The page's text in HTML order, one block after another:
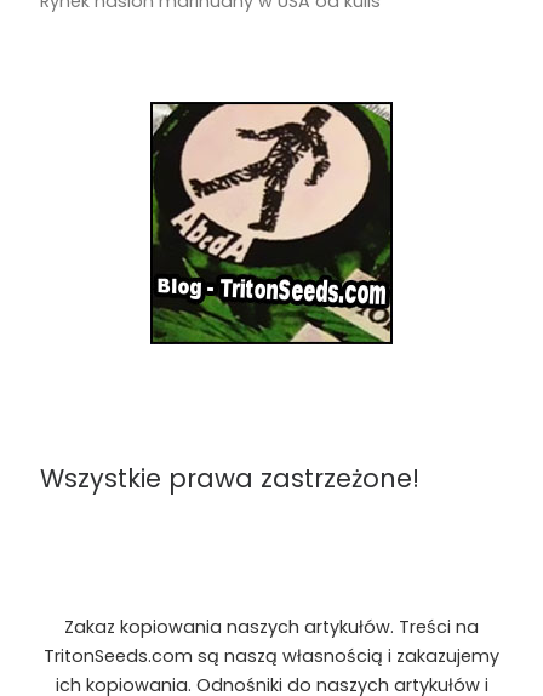
Wszystkie prawa zastrzeżone!
Zakaz kopiowania naszych artykułów. Treści na
TritonSeeds.com są naszą własnością i zakazujemy
ich kopiowania. Odnośniki do naszych artykułów i